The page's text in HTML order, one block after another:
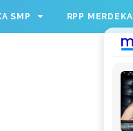
rppmer', [336,
SMP RPP